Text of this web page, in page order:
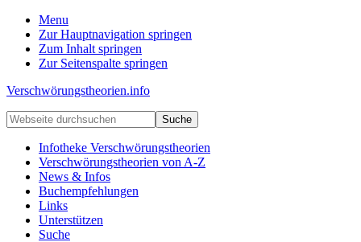
Menu
Zur Hauptnavigation springen
Zum Inhalt springen
Zur Seitenspalte springen
Verschwörungstheorien.info
Beiträge
zu
Merkmalen,
Funktionen
Risiken
konspirationistischen
Denkens
Webseite
durchsuchen
Infotheke Verschwörungstheorien
Verschwörungstheorien von A-Z
News & Infos
Buchempfehlungen
Links
Unterstützen
Suche